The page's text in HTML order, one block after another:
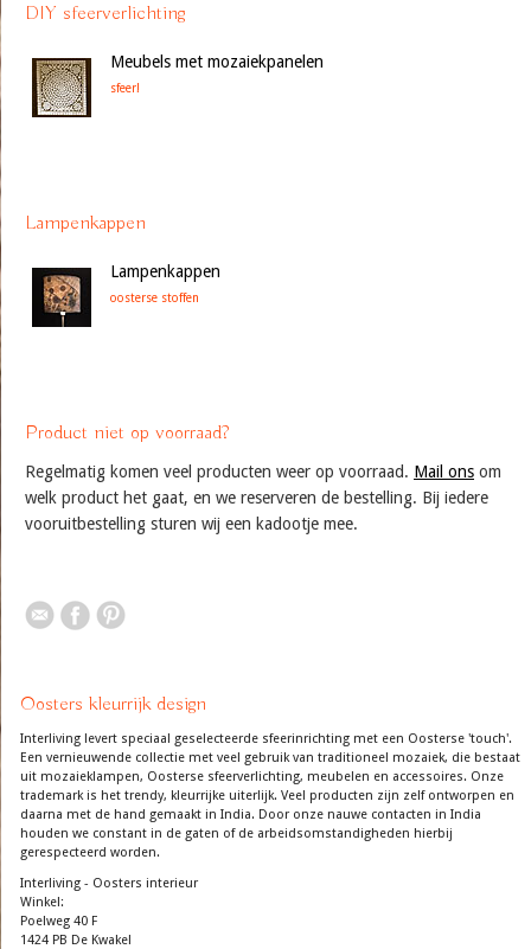
DIY sfeerverlichting
Meubels met mozaiekpanelen
sfeer!
Lampenkappen
Lampenkappen
oosterse stoffen
Product niet op voorraad?
Regelmatig komen veel producten weer op voorraad. Mail ons om
welk product het gaat, en we reserveren de bestelling. Bij iedere
vooruitbestelling sturen wij een kadootje mee.
Oosters kleurrijk design
Interliving levert speciaal geselecteerde sfeerinrichting met een Oosterse 'touch'.
Een vernieuwende collectie met veel gebruik van traditioneel mozaiek, die bestaat
uit mozaieklampen, Oosterse sfeerverlichting, meubelen en accessoires. Onze
trademark is het trendy, kleurrijke uiterlijk. Veel producten zijn zelf ontworpen en
daarna met de hand gemaakt in India. Door onze nauwe contacten in India
houden we constant in de gaten of de arbeidsomstandigheden hierbij
gerespecteerd worden.
Interliving - Oosters interieur
Winkel:
Poelweg 40 F
1424 PB De Kwakel